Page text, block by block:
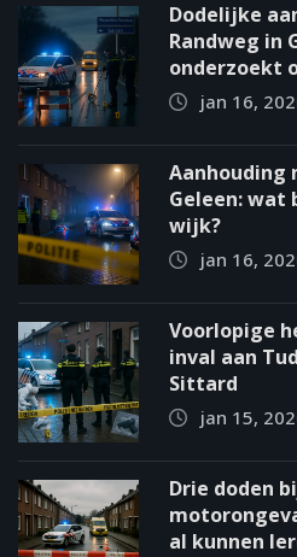
Dodelijke
Randweg in
onderzoekt
jan 16,
Aanhouding
Geleen: wat
wijk?
jan 16,
Voorlopige
inval aan
Sittard
jan 15,
Drie doden
al kunnen